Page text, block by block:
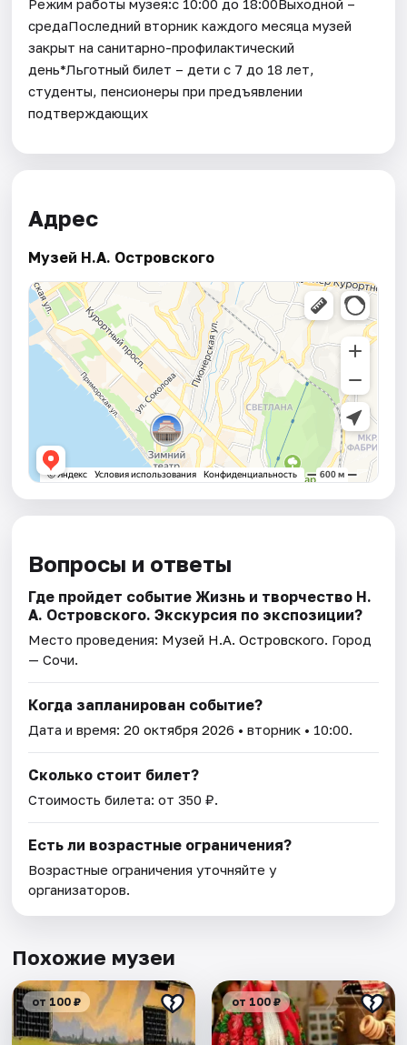
Режим работы музея:с 10:00 до 18:00Выходной –
средаПоследний вторник каждого месяца музей
закрыт на санитарно-профилактический
день*Льготный билет – дети с 7 до 18 лет,
студенты, пенсионеры при предъявлении
подтверждающих
Адрес
Музей Н.А. Островского
Вопросы и ответы
Где пройдет событие Жизнь и творчество Н.
А. Островского. Экскурсия по экспозиции?
Место проведения: Музей Н.А. Островского. Город
— Сочи.
Когда запланирован событие?
Дата и время:20 октября 2026 • вторник • 10:00.
Сколько стоит билет?
Стоимость билета: от 350 ₽.
Есть ли возрастные ограничения?
Возрастные ограничения уточняйте у
организаторов.
Похожие музеи
от 100 ₽ от 100 ₽